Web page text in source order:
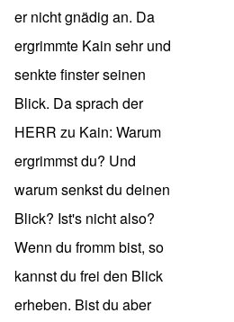
er nicht gnädig an. Da
ergrimmte Kain sehr und
senkte finster seinen
Blick. Da sprach der
HERR zu Kain: Warum
ergrimmst du? Und
warum senkst du deinen
Blick? Ist's nicht also?
Wenn du fromm bist, so
kannst du frei den Blick
erheben. Bist du aber